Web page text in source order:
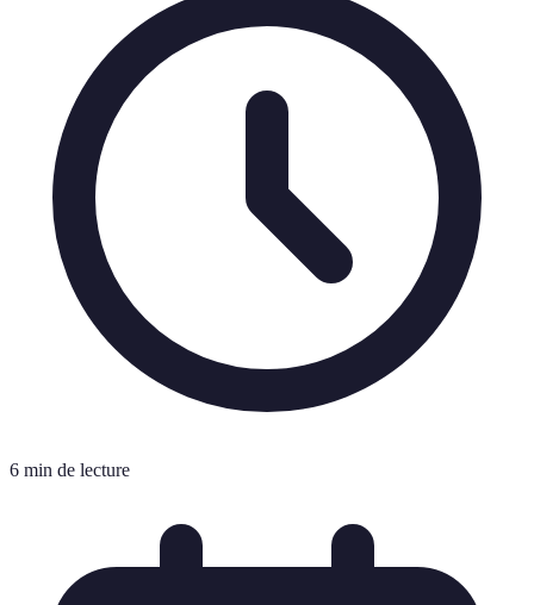
6 min de lecture